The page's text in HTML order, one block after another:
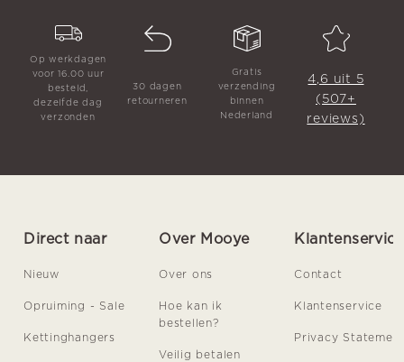
Op werkdagen
voor 16.00 uur
besteld,
dezelfde dag
verzonden
30 dagen
retourneren
Gratis
verzending
binnen
Nederland
4,6 uit 5
(507+
reviews)
Direct naar
Nieuw
Opruiming - Sale
Kettinghangers
Over Mooye
Over ons
Hoe kan ik
bestellen?
Veilig betalen
Klantenservice
Contact
Klantenservice
Privacy